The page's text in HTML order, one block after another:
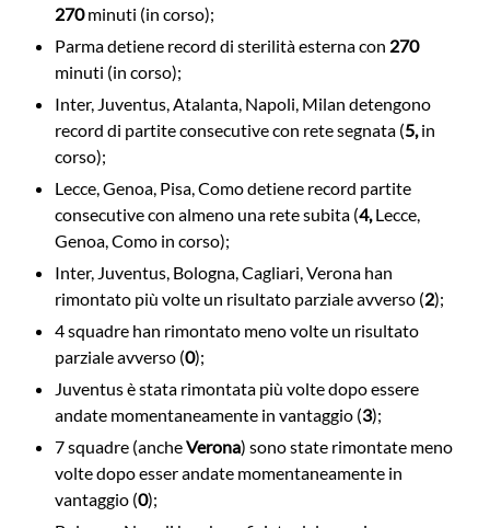
270minuti (in corso);
Parma detiene record di sterilità esterna con 270
minuti (in corso);
Inter, Juventus, Atalanta, Napoli, Milan detengono
record di partite consecutive con rete segnata (5,in
corso);
Lecce, Genoa, Pisa, Como detiene record partite
consecutive con almeno una rete subita (4,Lecce,
Genoa, Como in corso);
Inter, Juventus, Bologna, Cagliari, Verona han
rimontato più volte un risultato parziale avverso (2);
4 squadre han rimontato meno volte un risultato
parziale avverso (0);
Juventus è stata rimontata più volte dopo essere
andate momentaneamente in vantaggio (3);
7 squadre (ancheVerona) sono state rimontate meno
volte dopo esser andate momentaneamente in
vantaggio (0);